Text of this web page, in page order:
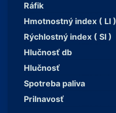
Ráfik
Hmotnostný index ( LI )
Rýchlostný index ( SI )
Hlučnosť db
Hlučnosť
Spotreba paliva
Prilnavosť